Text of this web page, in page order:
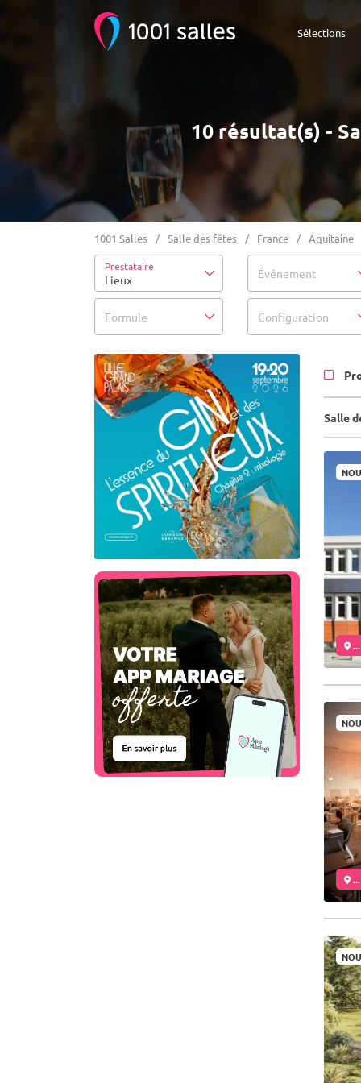
Sélections
10 résultat(s) -
1001 Salles Salle des fêtes France Aquitaine
Prestataire
Lieux Événement
Formule Configuration
Salle
...
...